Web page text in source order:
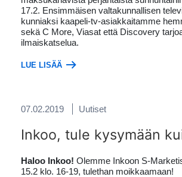
17.2. Ensimmäisen valtakunnallisen
kunniaksi kaapeli-tv-asiakkaitamme
sekä C More, Viasat että Discovery
ilmaiskatselua.
LUE LISÄÄ
07.02.2019 Uutiset
Inkoo, tule kysymään
Haloo Inkoo! Olemme Inkoon S-
15.2 klo. 16-19, tulethan moikkaamaan!